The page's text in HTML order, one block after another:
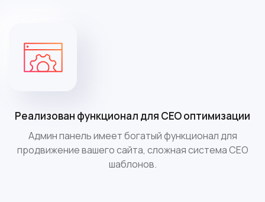
Реализован функционал для СЕО оптимизации
Админ панель имеет богатый функционал для
продвижение вашего сайта, сложная система СЕО
шаблонов.